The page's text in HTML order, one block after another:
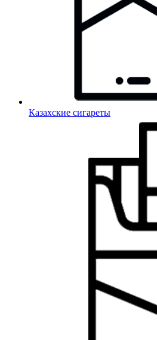
Казахские сигареты